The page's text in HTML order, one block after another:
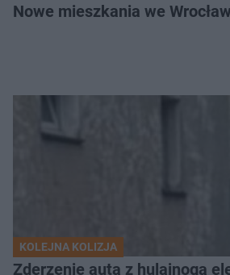
Nowe mieszkania we
KOLEJNA KOLIZJA
Zderzenie auta z hulajnogą